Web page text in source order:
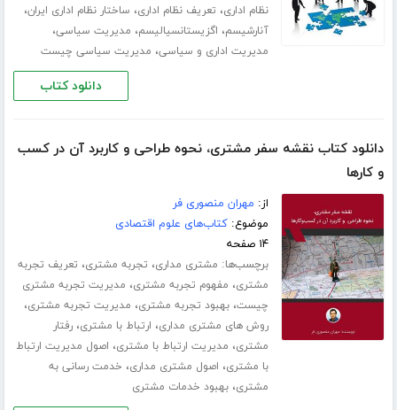
نظام اداری، تعریف نظام اداری، ساختار نظام اداری ایران،
آنارشیسم، اگزیستانسیالیسم، مدیریت سیاسی،
مدیریت اداری و سیاسی، مدیریت سیاسی چیست
دانلود کتاب
دانلود کتاب نقشه سفر مشتری، نحوه طراحی و کاربرد آن در کسب
و‌ کارها
از: مهران منصوری فر
موضوع:کتاب‌های علوم اقتصادی
۱۴ صفحه
برچسب‌ها: مشتری مداری، تجربه مشتری، تعریف تجربه
مشتری، مفهوم تجربه مشتری، مدیریت تجربه مشتری
چیست،بهبود تجربه مشتری، مدیریت تجربه مشتری،
روش های مشتری مداری، ارتباط با مشتری،رفتار
مشتری، مدیریت ارتباط با مشتری، اصول مدیریت ارتباط
با مشتری، اصول مشتری مداری، خدمت رسانی به
مشتری،بهبود خدمات مشتری